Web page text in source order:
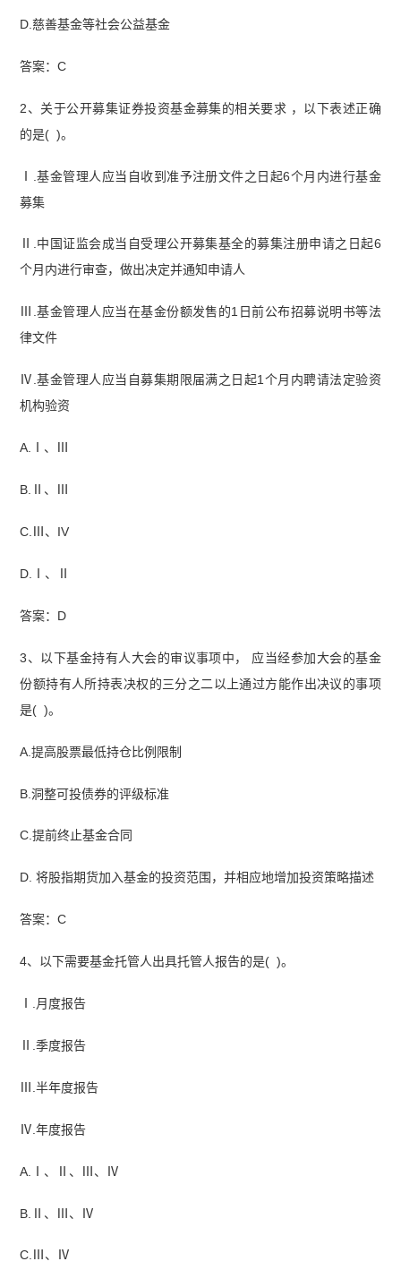
D.慈善基金等社会公益基金
答案：C
2、关于公开募集证券投资基金募集的相关要求 ，以下表述正确
的是( )。
Ⅰ.基金管理人应当自收到准予注册文件之日起6个月内进行基金
募集
Ⅱ.中国证监会成当自受理公开募集基全的募集注册申请之日起6
个月内进行审查，做出决定并通知申请人
Ⅲ.基金管理人应当在基金份额发售的1日前公布招募说明书等法
律文件
Ⅳ.基金管理人应当自募集期限届满之日起1个月内聘请法定验资
机构验资
A.Ⅰ、Ⅲ
B.Ⅱ、Ⅲ
C.Ⅲ、IV
D.Ⅰ、Ⅱ
答案：D
3、以下基金持有人大会的审议事项中， 应当经参加大会的基金
份额持有人所持表决权的三分之二以上通过方能作出决议的事项
是( )。
A.提高股票最低持仓比例限制
B.洞整可投债券的评级标准
C.提前终止基金合同
D. 将股指期货加入基金的投资范围，并相应地增加投资策略描述
答案：C
4、以下需要基金托管人出具托管人报告的是( )。
Ⅰ.月度报告
Ⅱ.季度报告
Ⅲ.半年度报告
Ⅳ.年度报告
A.Ⅰ、Ⅱ、Ⅲ、Ⅳ
B.Ⅱ、Ⅲ、Ⅳ
C.Ⅲ、Ⅳ